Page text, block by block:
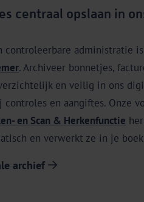
centraal opslaan in
controleerbare administratie is
. Archiveer bonnetjes,
en veilig in ons
controles en aangiftes. Onze
en Scan & Herkenfunctie
en verwerkt ze in je
archief